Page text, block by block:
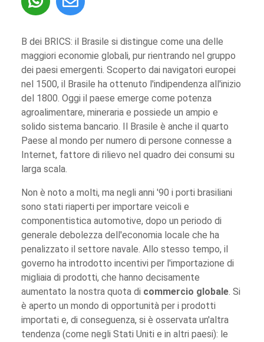
B dei BRICS: il Brasile si distingue come una delle
maggiori economie globali, pur rientrando nel gruppo
dei paesi emergenti. Scoperto dai navigatori europei
nel 1500, il Brasile ha ottenuto l'indipendenza all'inizio
del 1800. Oggi il paese emerge come potenza
agroalimentare, mineraria e possiede un ampio e
solido sistema bancario. Il Brasile è anche il quarto
Paese al mondo per numero di persone connesse a
Internet, fattore di rilievo nel quadro dei consumi su
larga scala.
Non è noto a molti, ma negli anni '90 i porti brasiliani
sono stati riaperti per importare veicoli e
componentistica automotive, dopo un periodo di
generale debolezza dell'economia locale che ha
penalizzato il settore navale. Allo stesso tempo, il
governo ha introdotto incentivi per l'importazione di
migliaia di prodotti, che hanno decisamente
aumentato la nostra quota di commercio globale. Si
è aperto un mondo di opportunità per i prodotti
importati e, di conseguenza, si è osservata un'altra
tendenza (come negli Stati Uniti e in altri paesi): le